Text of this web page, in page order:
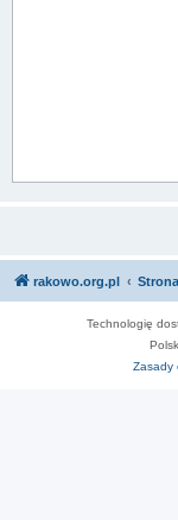
rakowo.org.pl
Technologię
Zasady